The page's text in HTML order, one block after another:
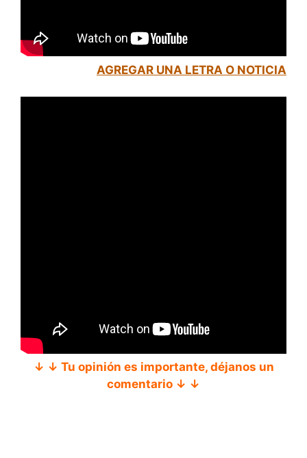
AGREGAR UNA LETRA O NOTICIA
↓ ↓ Tu opinión es importante, déjanos un
comentario ↓ ↓